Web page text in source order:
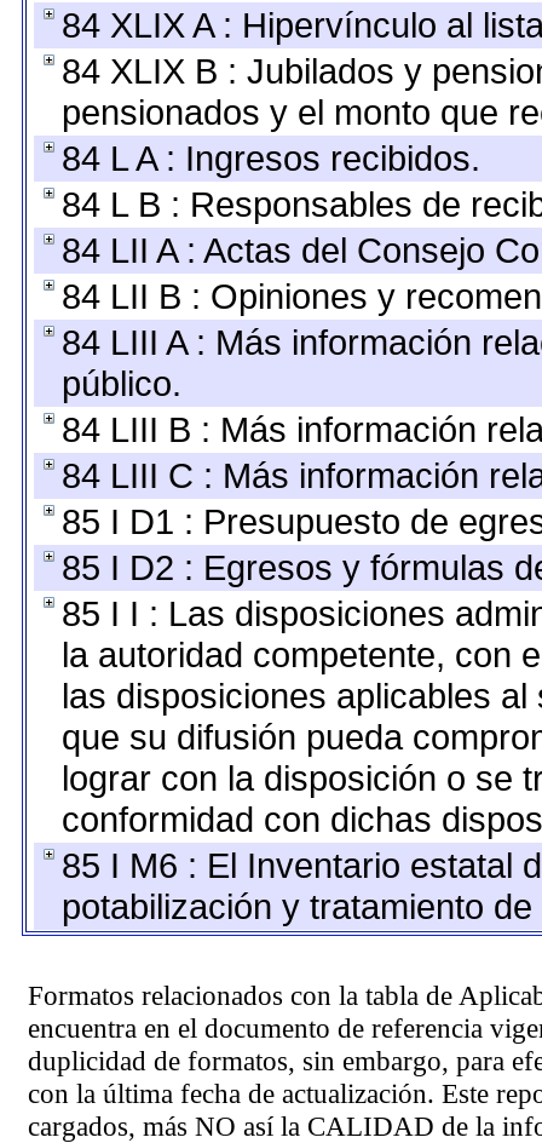
84 XLIX A : Hipervínculo al
84 XLIX B : Jubilados y
pensionados y el monto que
84 L A : Ingresos recibidos.
84 L B : Responsables de
84 LII A : Actas del Consejo
84 LII B : Opiniones y
84 LIII A : Más información
público.
84 LIII B : Más información
84 LIII C : Más información
85 I D1 : Presupuesto de
85 I D2 : Egresos y fórmulas
85 I I : Las disposiciones
la autoridad competente, con
las disposiciones aplicables
que su difusión pueda
lograr con la disposición o se
conformidad con dichas
85 I M6 : El Inventario estatal
potabilización y tratamiento
Formatos relacionados con la tabla de
encuentra en el documento de referencia
duplicidad de formatos, sin embargo, para
con la última fecha de actualización. Este
cargados, más NO así la CALIDAD de la